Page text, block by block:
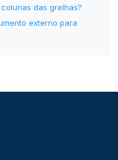
das grelhas?
externo para